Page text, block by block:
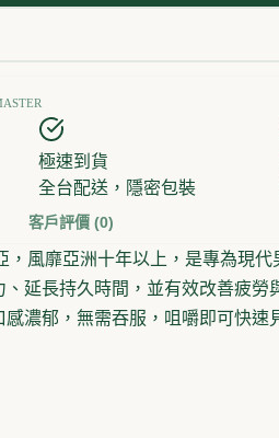
極速到貨
全台配送，隱密包裝
客戶評價 (0)
，風靡亞洲十年以上，是專為現
延長持久時間，並有效改善疲
濃郁，無需吞服，咀嚼即可快